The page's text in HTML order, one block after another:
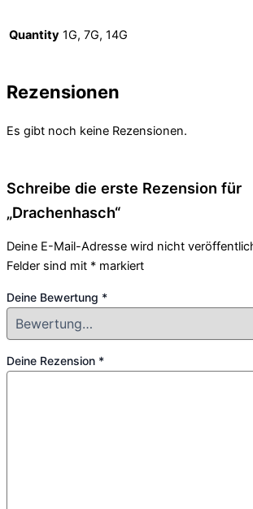
Quantity 1G, 7G, 14G
Rezensionen
Es gibt noch keine Rezensionen.
Schreibe die erste Rezension für
„Drachenhasch“
Deine E-Mail-Adresse wird nicht
Felder sind mit * markiert
Deine Bewertung *
Deine Rezension *